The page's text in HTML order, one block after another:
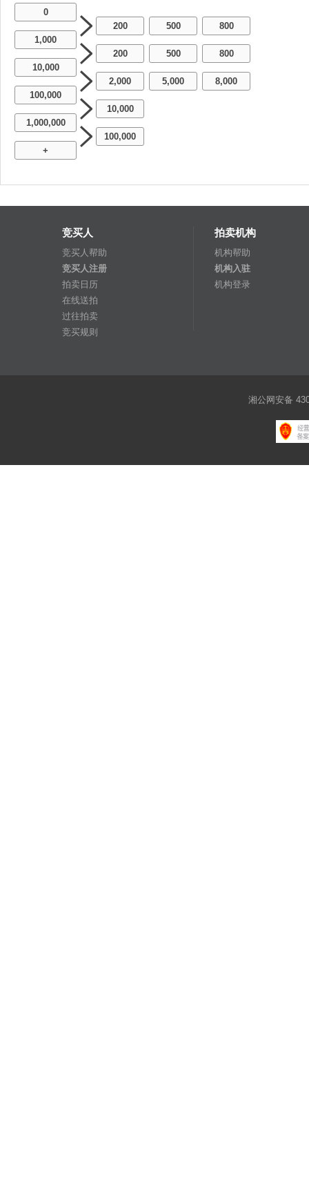
0
200
500
800
1,000
200
500
800
10,000
2,000
5,000
8,000
100,000
10,000
1,000,000
100,000
+
竞买人
竞买人帮助
竞买人注册
拍卖日历
在线送拍
过往拍卖
竞买规则
拍卖机构
机构帮助
机构入驻
机构登录
湘公网安备